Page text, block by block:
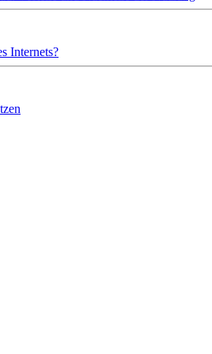
Internets?